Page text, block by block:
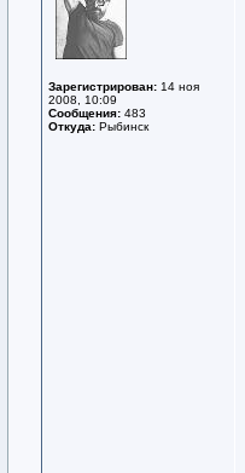
Зарегистрирован: 14 ноя
2008, 10:09
Сообщения: 483
Откуда: Рыбинск